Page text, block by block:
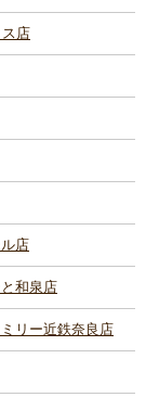
店
店
和泉店
リー近鉄奈良店